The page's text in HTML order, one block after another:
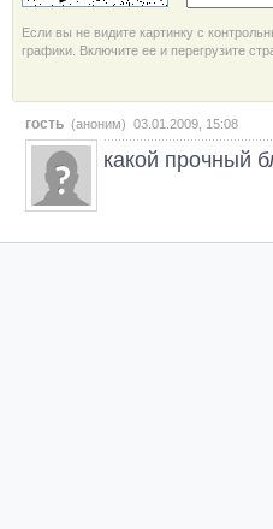
Если вы не видите картинку с
графики. Включите ее и перегрузите
гость (аноним) 03.01.2009, 15:08
какой прочный